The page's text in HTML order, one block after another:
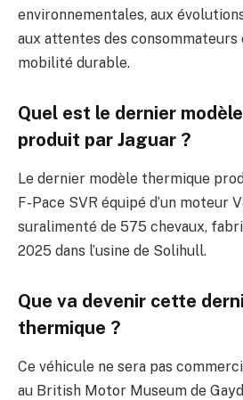
environnementales, aux
aux attentes des consommateurs
mobilité durable.
Quel est le dernier
produit par Jaguar ?
Le dernier modèle thermique
F-Pace SVR équipé d’un moteur
suralimenté de 575 chevaux,
2025 dans l’usine de Solihull.
Que va devenir cette
thermique ?
Ce véhicule ne sera pas
au British Motor Museum de